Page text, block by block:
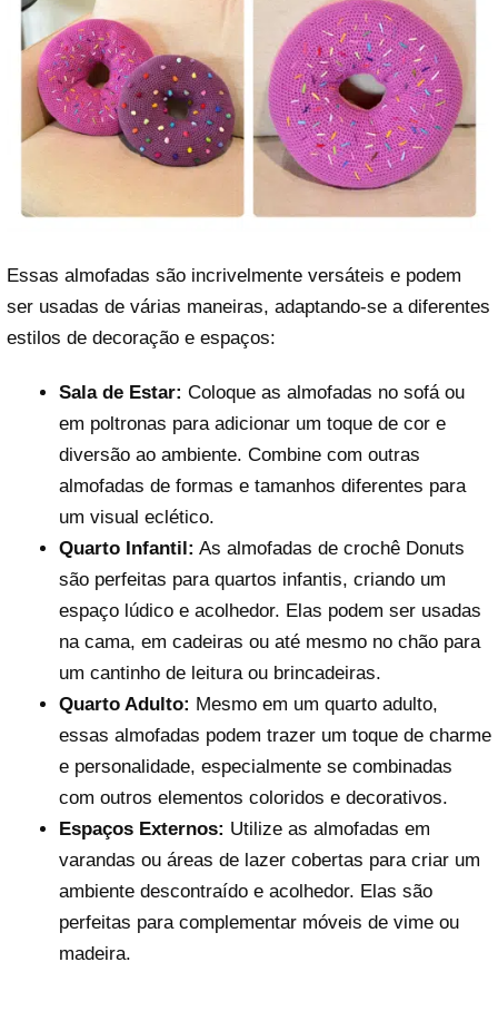
Essas almofadas são incrivelmente versáteis e podem
ser usadas de várias maneiras, adaptando-se a diferentes
estilos de decoração e espaços:
Sala de Estar: Coloque as almofadas no sofá ou
em poltronas para adicionar um toque de cor e
diversão ao ambiente. Combine com outras
almofadas de formas e tamanhos diferentes para
um visual eclético.
Quarto Infantil: As almofadas de crochê Donuts
são perfeitas para quartos infantis, criando um
espaço lúdico e acolhedor. Elas podem ser usadas
na cama, em cadeiras ou até mesmo no chão para
um cantinho de leitura ou brincadeiras.
Quarto Adulto: Mesmo em um quarto adulto,
essas almofadas podem trazer um toque de charme
e personalidade, especialmente se combinadas
com outros elementos coloridos e decorativos.
Espaços Externos: Utilize as almofadas em
varandas ou áreas de lazer cobertas para criar um
ambiente descontraído e acolhedor. Elas são
perfeitas para complementar móveis de vime ou
madeira.